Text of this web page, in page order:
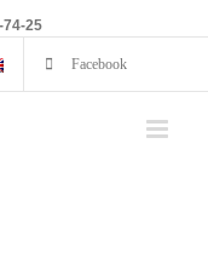
25
Facebook